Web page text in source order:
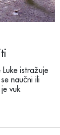
istražuje
naučni ili
vuk